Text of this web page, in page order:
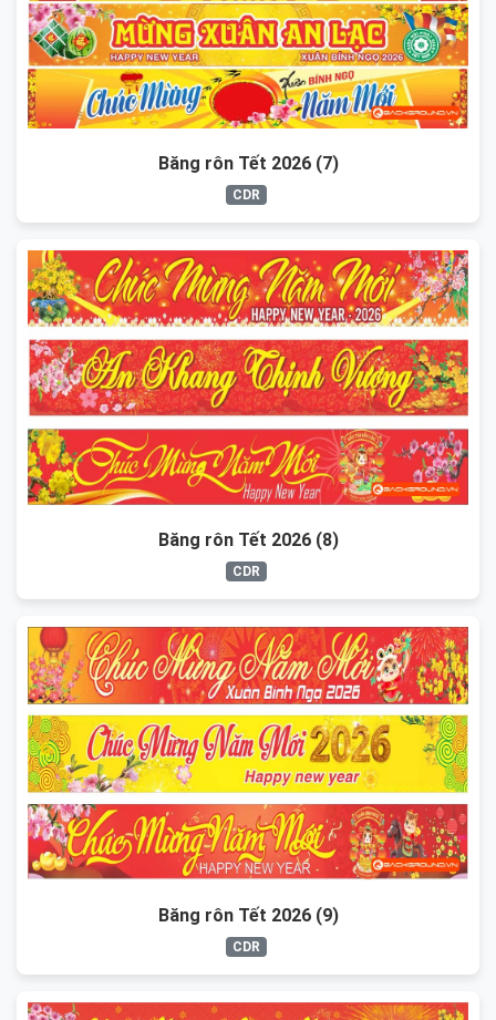
Băng rôn Tết 2026 (7)
CDR
Băng rôn Tết 2026 (8)
CDR
Băng rôn Tết 2026 (9)
CDR